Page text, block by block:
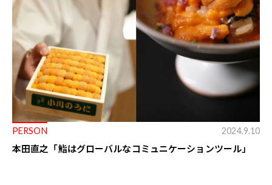
PERSON 2024.9.10
本田直之「鮨はグローバルなコミュニケーションツール」